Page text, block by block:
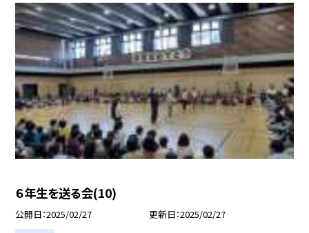
６年生を送る会(10)
公開日 2025/02/27 更新日 2025/02/27